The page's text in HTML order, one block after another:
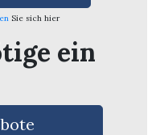
Sie sich hier
ein